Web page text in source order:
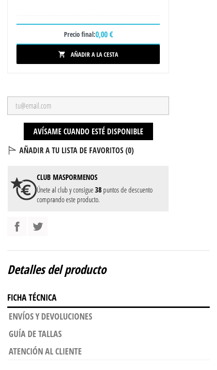
Precio final:0,00 €
 AÑADIR A LA CESTA
AVÍSAME CUANDO ESTÉ DISPONIBLE
AÑADIR A TU LISTA DE FAVORITOS (0)
CLUB MASPORMENOS
Únete al club y consigue38 puntos de descuento
comprando este producto.
Detalles del producto
FICHA TÉCNICA
ENVÍOS Y DEVOLUCIONES
GUÍA DE TALLAS
ATENCIÓN AL CLIENTE